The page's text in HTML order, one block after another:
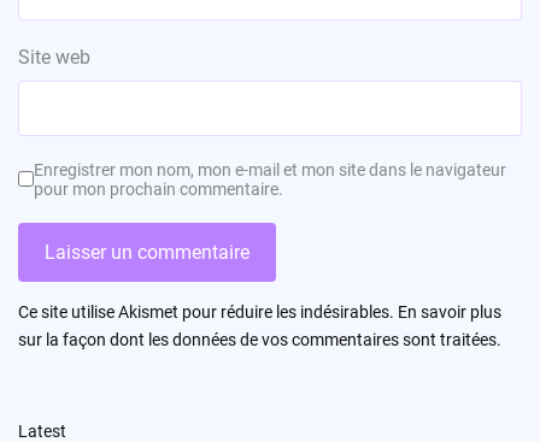
Site web
Enregistrer mon nom, mon e-mail et mon site dans le navigateur
pour mon prochain commentaire.
Ce site utilise Akismet pour réduire les indésirables. En savoir plus
sur la façon dont les données de vos commentaires sont traitées.
Latest